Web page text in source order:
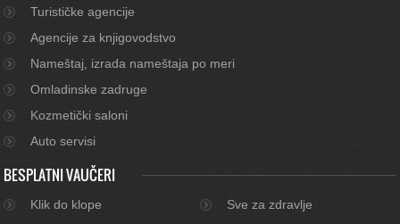
Turističke agencije
Agencije za knjigovodstvo
Nameštaj, izrada nameštaja po meri
Omladinske zadruge
Kozmetički saloni
Auto servisi
BESPLATNI VAUČERI
Klik do klope
Sve za zdravlje